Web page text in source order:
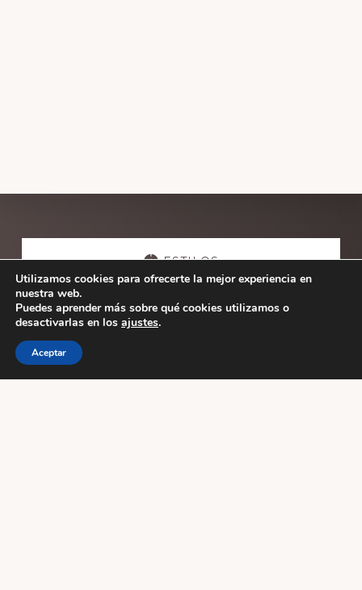
Explore
more
ESTILOS
ESCUELAS
Utilizamos cookies para ofrecerte la mejor experiencia en
nuestra web.
Puedes aprender más sobre qué cookies utilizamos o
desactivarlas en los ajustes.
Aceptar